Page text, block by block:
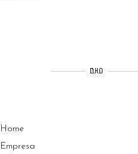
Home
Empresa